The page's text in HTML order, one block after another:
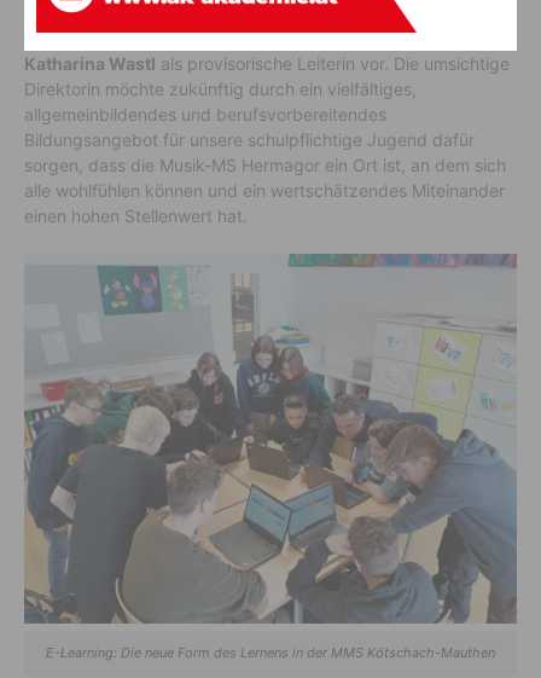
unserer Jugend viel Platz eingeräumt wird. Seit Beginn des
aktuellen Schuljahres steht der MMS Hermagor Frau
Katharina Wastl als provisorische Leiterin vor. Die umsichtige
Direktorin möchte zukünftig durch ein vielfältiges,
allgemeinbildendes und berufsvorbereitendes
Bildungsangebot für unsere schulpflichtige Jugend dafür
sorgen, dass die Musik-MS Hermagor ein Ort ist, an dem sich
alle wohlfühlen können und ein wertschätzendes Miteinander
einen hohen Stellenwert hat.
E-Learning: Die neue Form des Lernens in der MMS Kötschach-Mauthen